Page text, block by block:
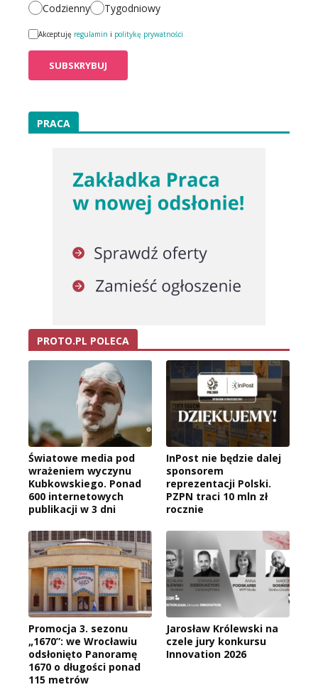
Codzienny Tygodniowy
Akceptuję regulamin i politykę prywatności
PRACA
PROTO.PL POLECA
Światowe media pod
wrażeniem wyczynu
Kubkowskiego. Ponad
600 internetowych
publikacji w 3 dni
InPost nie będzie dalej
sponsorem
reprezentacji Polski.
PZPN traci 10 mln zł
rocznie
Promocja 3. sezonu
„1670”: we Wrocławiu
odsłonięto Panoramę
1670 o długości ponad
115 metrów
Jarosław Królewski na
czele jury konkursu
Innovation 2026